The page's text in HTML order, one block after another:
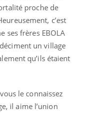
proche de
c’est
ses frères EBOLA
un village
qu’ils étaient
le connaissez
il aime l’union